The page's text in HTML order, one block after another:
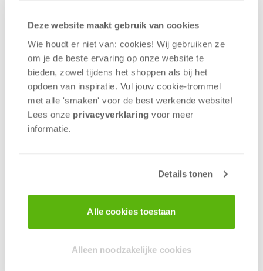
Deze website maakt gebruik van cookies
Wie houdt er niet van: cookies! Wij gebruiken ze
om je de beste ervaring op onze website te
bieden, zowel tijdens het shoppen als bij het
opdoen van inspiratie. Vul jouw cookie-trommel
met alle 'smaken' voor de best werkende website​!
Lees onze privacyverklaring voor meer
informatie.
Details tonen
Alle cookies toestaan
Alleen noodzakelijke cookies
Ivan de Verschrikkelijke terwijl je St. Basil's
een eerbetoon aan de iconische kunstenaar Ivan
Bilibin en biedt toegankelijke regels en diepgaande
strategie. Werk samen, plan je zetten zorgvuldig en
wees de eerste die de tsaar van je
bouwvaardigheid overtuigt.
Waarom wil je dit spelen?
Toegankelijke regels voor plezierige
Vanaf 10 jaar | 1-4 spelers | 80 minuten
is? Druk dan op de productpagina op '